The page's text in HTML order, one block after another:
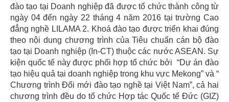
đào tạo tại Doanh nghiệp đã được tổ chức thành công từ
ngày 04 đến ngày 22 tháng 4 năm 2016 tại trường Cao
đẳng nghề LILAMA 2. Khoá đào tạo được triển khai đúng
theo nội dung chương trình của Tiêu chuẩn cán bộ đào
tạo tại Doanh nghiệp (In-CT) thuộc các nước ASEAN. Sự
kiện quốc tế này được phối hợp tổ chức bởi “Dự án đào
tạo hiệu quả tại doanh nghiệp trong khu vực Mekong” và “
Chương trình Đổi mới đào tạo nghề tại Việt Nam”, cả hai
chương trình đều do tổ chức Hợp tác Quốc tế Đức (GIZ)